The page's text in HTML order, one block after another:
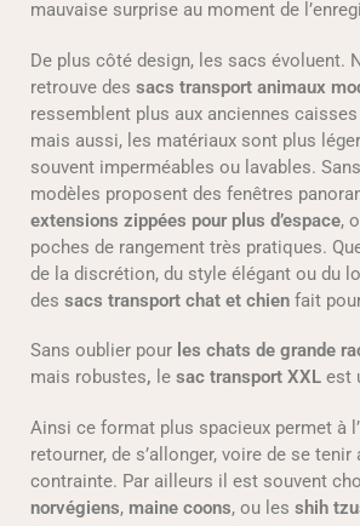
mauvaise surprise au moment de
De plus côté design, les sacs évoluent.
retrouve des sacs transport animaux
ressemblent plus aux anciennes
mais aussi, les matériaux sont plus
souvent imperméables ou lavables.
modèles proposent des fenêtres
extensions zippées pour plus d’espace,
poches de rangement très pratiques.
de la discrétion, du style élégant ou du
des sacs transport chat et chien fait
Sans oublier pour les chats de grande
mais robustes, le sac transport XXL est
Ainsi ce format plus spacieux permet à
retourner, de s’allonger, voire de se
contrainte. Par ailleurs il est souvent
norvégiens, maine coons, ou les shih